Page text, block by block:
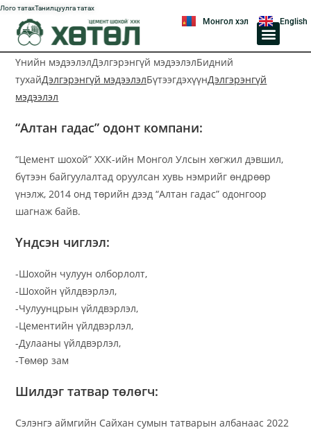
Лого татахТанилцуулга татах
Монгол хэл English
Үнийн мэдээлэлДэлгэрэнгүй мэдээлэлБидний
тухайДэлгэрэнгүй мэдээлэлБүтээгдэхүүнДэлгэрэнгүй
мэдээлэл
“Алтан гадас” одонт компани:
“Цемент шохой” ХХК-ийн Монгол Улсын хөгжил дэвшил,
бүтээн байгуулалтад оруулсан хувь нэмрийг өндрөөр
үнэлж, 2014 онд төрийн дээд “Алтан гадас” одонгоор
шагнаж байв.
Үндсэн чиглэл:
-Шохойн чулуун олборлолт,
-Шохойн үйлдвэрлэл,
-Чулуунцрын үйлдвэрлэл,
-Цементийн үйлдвэрлэл,
-Дулааны үйлдвэрлэл,
-Төмөр зам
Шилдэг татвар төлөгч:
Сэлэнгэ аймгийн Сайхан сумын татварын албанаас 2022